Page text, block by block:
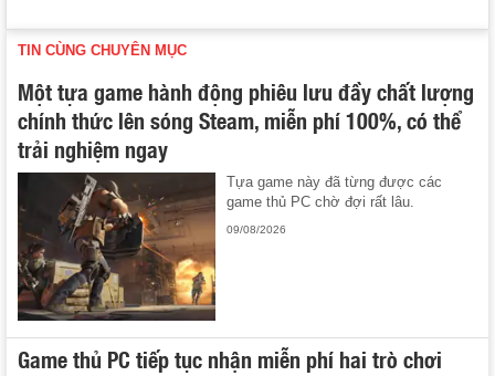
TIN CÙNG CHUYÊN MỤC
Một tựa game hành động phiêu lưu đầy chất lượng
chính thức lên sóng Steam, miễn phí 100%, có thể
trải nghiệm ngay
Tựa game này đã từng được các
game thủ PC chờ đợi rất lâu.
09/08/2026
Game thủ PC tiếp tục nhận miễn phí hai trò chơi